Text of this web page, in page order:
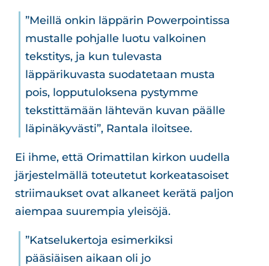
”Meillä onkin läppärin Powerpointissa
mustalle pohjalle luotu valkoinen
tekstitys, ja kun tulevasta
läppärikuvasta suodatetaan musta
pois, lopputuloksena pystymme
tekstittämään lähtevän kuvan päälle
läpinäkyvästi”, Rantala iloitsee.
Ei ihme, että Orimattilan kirkon uudella
järjestelmällä toteutetut korkeatasoiset
striimaukset ovat alkaneet kerätä paljon
aiempaa suurempia yleisöjä.
”Katselukertoja esimerkiksi
pääsiäisen aikaan oli jo